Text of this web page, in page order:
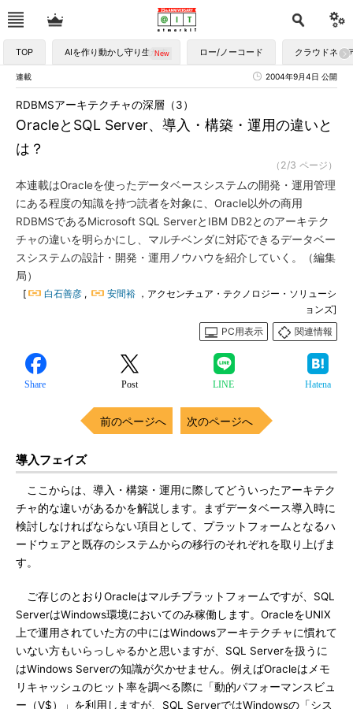
TOP AIを作り動かし守り生かす ロー/ノーコード クラウドネイ
連載 2004年9月4日 公開
OracleとSQL Server、導入・構築・運用の違いと
は？
RDBMSアーキテクチャの深層（3）
（2/3 ページ）
本連載はOracleを使ったデータベースシステムの開発・運用管理
にある程度の知識を持つ読者を対象に、Oracle以外の商用
RDBMSであるMicrosoft SQL ServerとIBM DB2とのアーキテク
チャの違いを明らかにし、マルチベンダに対応できるデータベー
スシステムの設計・開発・運用ノウハウを紹介していく。（編集
局）
[ 白石善彦 , 安間裕 ，アクセンチュア・テクノロジー・ソリューシ
ョンズ]
PC用表示
関連情報
Share Post LINE Hatena
前のページへ 次のページへ
導入フェイズ
ここからは、導入・構築・運用に際してどういったアーキテク
チャ的な違いがあるかを解説します。まずデータベース導入時に
検討しなければならない項目として、プラットフォームとなるハ
ードウェアと既存のシステムからの移行のそれぞれを取り上げま
す。
ご存じのとおりOracleはマルチプラットフォームですが、SQL
ServerはWindows環境においてのみ稼働します。OracleをUNIX
上で運用されていた方の中にはWindowsアーキテクチャに慣れて
いない方もいらっしゃるかと思いますが、SQL Serverを扱うに
はWindows Serverの知識が欠かせません。例えばOracleはメモ
リキャッシュのヒット率を調べる際に「動的パフォーマンスビュ
ー（V$）」を利用しますが、SQL ServerではWindowsの「シス